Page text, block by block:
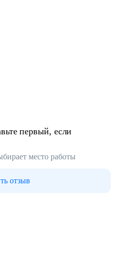
первый, если
место работы
отзыв